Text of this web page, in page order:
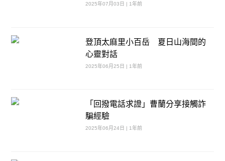
2025年07月03日 | 1年前
登頂太麻里小百岳 夏日山海間的
心靈對話
2025年06月25日 | 1年前
「回撥電話求證」曹蘭分享接觸詐
騙經驗
2025年06月24日 | 1年前